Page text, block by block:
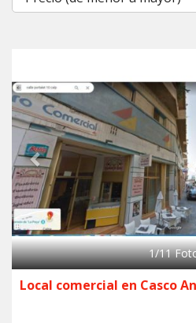
1/11
Local comercial en Casco